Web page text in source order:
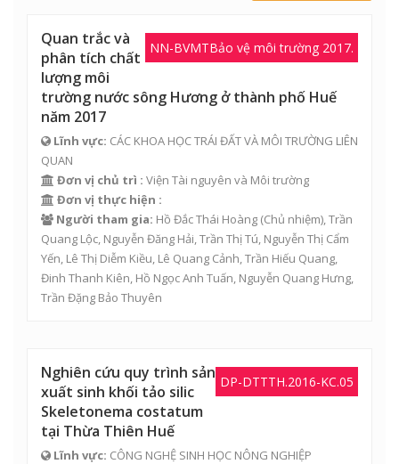
NN-BVMTBảo vệ môi trường 2017.
Quan trắc và
phân tích chất
lượng môi
trường nước sông Hương ở thành phố Huế
năm 2017
Lĩnh vực: CÁC KHOA HỌC TRÁI ĐẤT VÀ MÔI TRƯỜNG LIÊN
QUAN
Đơn vị chủ trì : Viện Tài nguyên và Môi trường
Đơn vị thực hiện :
Người tham gia: Hồ Đắc Thái Hoàng (Chủ nhiệm),Trần
Quang Lộc, Nguyễn Đăng Hải,Trần Thị Tú, Nguyễn Thị Cẩm
Yến, Lê Thị Diễm Kiều, Lê Quang Cảnh,Trần Hiếu Quang,
Đinh Thanh Kiên, Hồ Ngọc Anh Tuấn, Nguyễn Quang Hưng,
Trần Đặng Bảo Thuyên
DP-DTTTH.2016-KC.05
Nghiên cứu quy trình sản
xuất sinh khối tảo silic
Skeletonema costatum
tại Thừa Thiên Huế
Lĩnh vực: CÔNG NGHỆ SINH HỌC NÔNG NGHIỆP